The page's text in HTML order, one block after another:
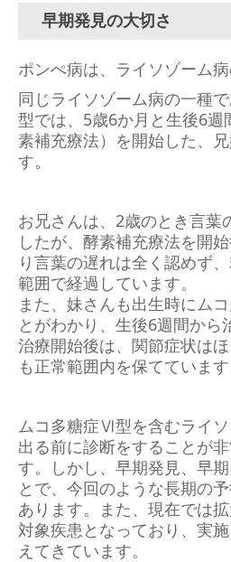
早期発見の大切さ
ポンぺ病は、ライソゾーム病
同じライソゾーム病の一種
型では、5歳6か月と生後6
素補充療法）を開始した、
す。
お兄さんは、2歳のとき言葉
したが、酵素補充療法を開
り言葉の遅れは全く認めず
範囲で経過しています。
また、妹さんも出生時にム
とがわかり、生後6週間から
治療開始後は、関節症状は
も正常範囲内を保てています
ムコ多糖症Ⅵ型を含むライ
出る前に診断をすることが
す。しかし、早期発見、早
とで、今回のような長期の
あります。また、現在では
対象疾患となっており、実
えてきています。